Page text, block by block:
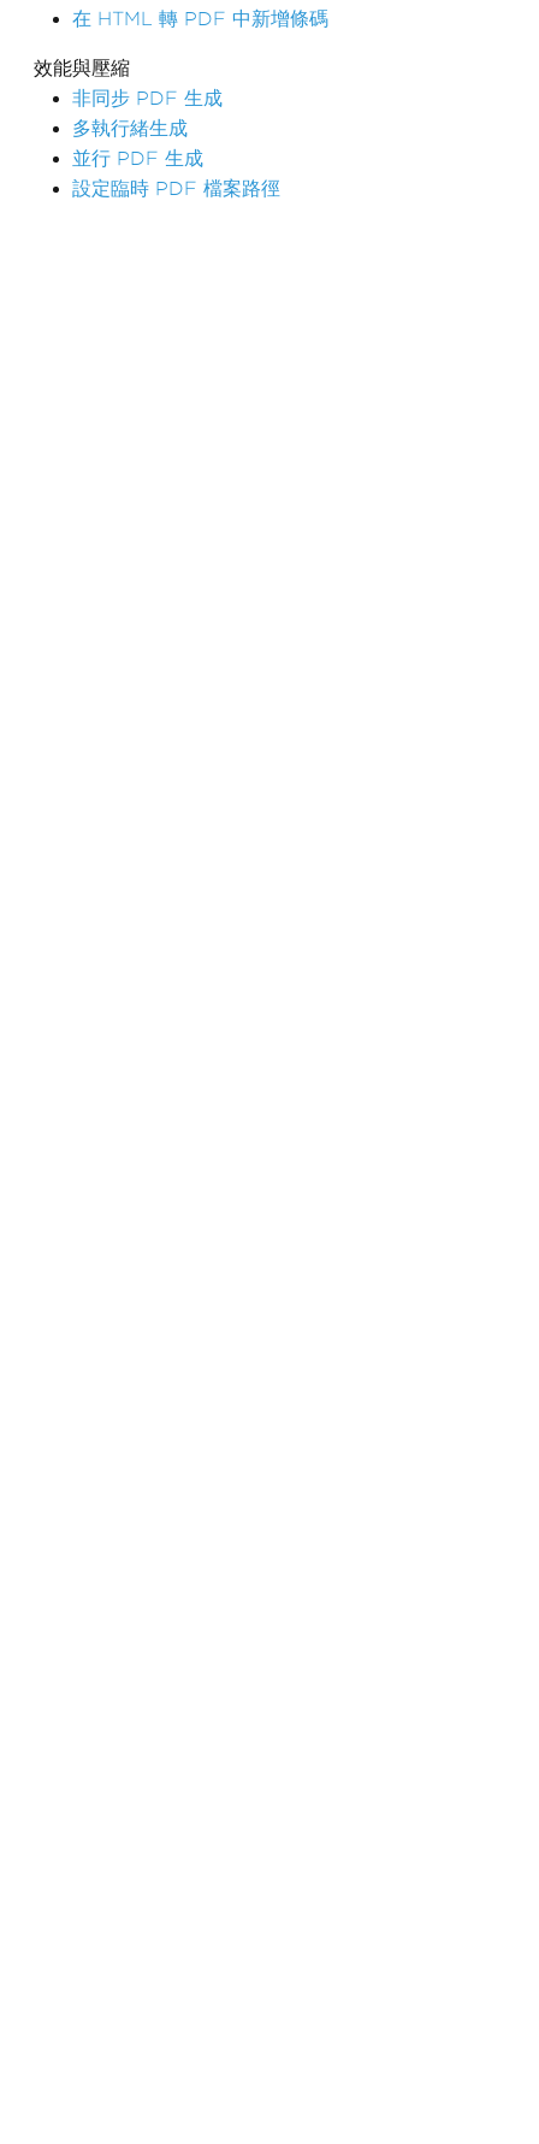
在 HTML 轉 PDF 中新增條碼
效能與壓縮
非同步 PDF 生成
多執行緒生成
並行 PDF 生成
設定臨時 PDF 檔案路徑